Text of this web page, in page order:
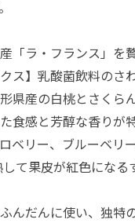
「ラ・フランス」
ス】乳酸菌飲料の
県産の白桃とさく
食感と芳醇な香り
ベリー、ブルーベ
して果皮が紅色にな
んだんに使い、独特